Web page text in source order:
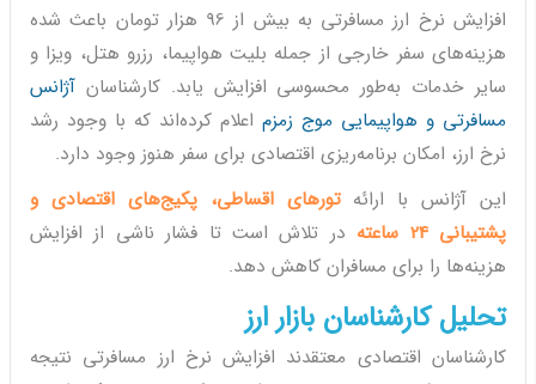
افزایش نرخ ارز مسافرتی به بیش از 96 هزار تومان باعث شده
هزینه‌های سفر خارجی از جمله بلیت هواپیما، رزرو هتل، ویزا و
سایر خدمات به‌طور محسوسی افزایش یابد. کارشناسان آژانس
مسافرتی و هواپیمایی موج زمزم اعلام کرده‌اند که با وجود رشد
نرخ ارز، امکان برنامه‌ریزی اقتصادی برای سفر هنوز وجود دارد.
این آژانس با ارائهتورهای اقساطی، پکیج‌های اقتصادی و
پشتیبانی 24 ساعته
در تلاش است تا فشار ناشی از افزایش
هزینه‌ها را برای مسافران کاهش دهد.
تحلیل کارشناسان بازار ارز
کارشناسان اقتصادی معتقدند افزایش نرخ ارز مسافرتی نتیجه